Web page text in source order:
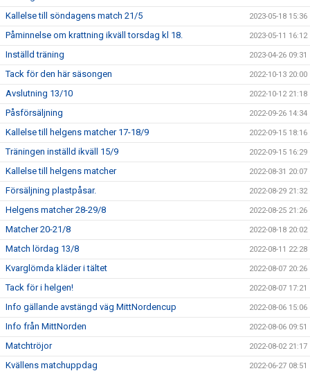
Kallelse till söndagens match 21/5 2023-05-18 15:36
Påminnelse om krattning ikväll torsdag kl 18. 2023-05-11 16:12
Inställd träning 2023-04-26 09:31
Tack för den här säsongen 2022-10-13 20:00
Avslutning 13/10 2022-10-12 21:18
Påsförsäljning 2022-09-26 14:34
Kallelse till helgens matcher 17-18/9 2022-09-15 18:16
Träningen inställd ikväll 15/9 2022-09-15 16:29
Kallelse till helgens matcher 2022-08-31 20:07
Försäljning plastpåsar. 2022-08-29 21:32
Helgens matcher 28-29/8 2022-08-25 21:26
Matcher 20-21/8 2022-08-18 20:02
Match lördag 13/8 2022-08-11 22:28
Kvarglömda kläder i tältet 2022-08-07 20:26
Tack för i helgen! 2022-08-07 17:21
Info gällande avstängd väg MittNordencup 2022-08-06 15:06
Info från MittNorden 2022-08-06 09:51
Matchtröjor 2022-08-02 21:17
Kvällens matchuppdag 2022-06-27 08:51